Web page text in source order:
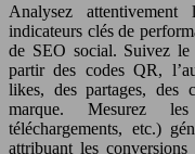
Analysez
indicateurs clés de
de SEO social. Suivez
partir des codes QR,
likes, des partages, des
marque. Mesurez les
téléchargements, etc.)
attribuant les